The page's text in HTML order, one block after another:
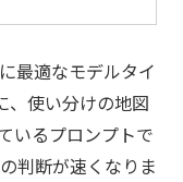
最適なモデルタイ
、使い分けの地図
いるプロンプトで
判断が速くなりま